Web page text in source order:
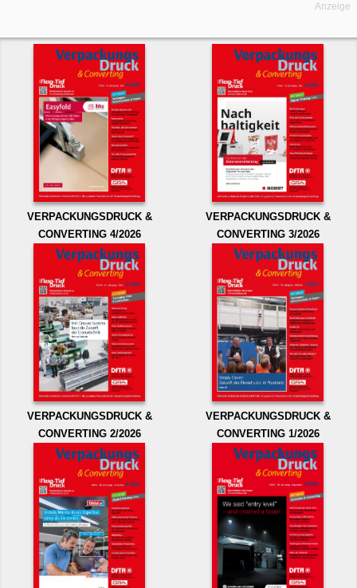
Anzeige
VERPACKUNGSDRUCK &
CONVERTING 4/2026
VERPACKUNGSDRUCK &
CONVERTING 3/2026
VERPACKUNGSDRUCK &
CONVERTING 2/2026
VERPACKUNGSDRUCK &
CONVERTING 1/2026